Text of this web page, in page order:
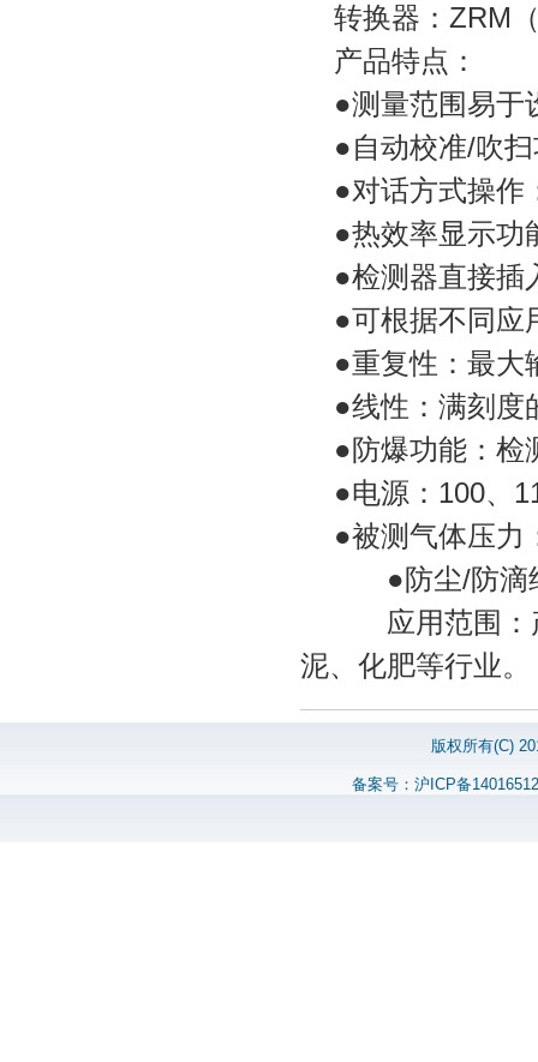
转换器：ZRM（
产品特点：
●测量范围易于
●自动校准/吹扫
●对话方式操作
●热效率显示功
●检测器直接插
●可根据不同应
●重复性：最大
●线性：满刻度
●防爆功能：检
●电源：100、
●被测气体压力
●防尘/防滴结
应用范围：产
泥、化肥等行业。
版权所有(C)
备案号：沪ICP备